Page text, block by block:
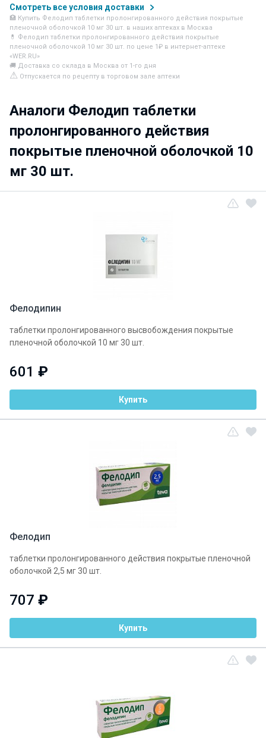
Смотреть все условия доставки
🏥 Купить Фелодип таблетки пролонгированного действия покрытые
пленочной оболочкой 10 мг 30 шт. в наших аптеках в Москва
💊 Фелодип таблетки пролонгированного действия покрытые
пленочной оболочкой 10 мг 30 шт. по цене 1₽ в интернет-аптеке
«WER.RU»
🚚 Доставка со склада в Москва от 1-го дня
⚠ Отпускается по рецепту в торговом зале аптеки
Аналоги Фелодип таблетки
пролонгированного действия
покрытые пленочной оболочкой 10
мг 30 шт.
Фелодипин
таблетки пролонгированного высвобождения покрытые
пленочной оболочкой 10 мг 30 шт.
601 ₽
Купить
Фелодип
таблетки пролонгированного действия покрытые пленочной
оболочкой 2,5 мг 30 шт.
707 ₽
Купить